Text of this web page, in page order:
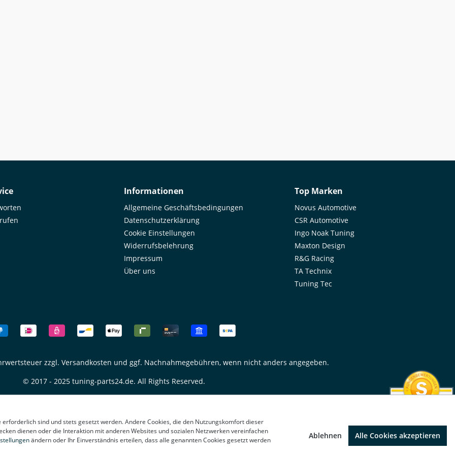
Informationen
Allgemeine Geschäftsbedingungen
Datenschutzerklärung
Cookie Einstellungen
Widerrufsbelehrung
Impressum
Über uns
Top Marken
Novus Automotive
CSR Automotive
Ingo Noak Tuning
Maxton Design
R&G Racing
TA Technix
Tuning Tec
zzgl. Versandkosten und ggf. Nachnahmegebühren, wenn nicht anders angegeben.
© 2017 - 2025 tuning-parts24.de. All Rights Reserved.
sind und stets gesetzt werden. Andere Cookies, die den Nutzungskomfort dieser
dienen oder die Interaktion mit anderen Websites und sozialen Netzwerken vereinfachen
ändern oder Ihr Einverständnis erteilen, dass alle genannten Cookies gesetzt werden
Ablehnen Alle Cookies akzeptieren
aus 1312 Bewertungen